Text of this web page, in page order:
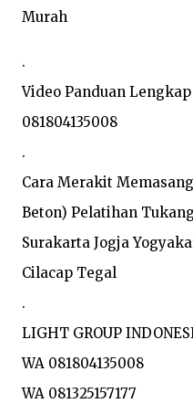
Murah
.
Video Panduan
081804135008
.
Cara Merakit
Beton) Pelatihan
Surakarta Jogja
Cilacap Tegal
.
LIGHT GROUP
WA 081804135008
WA 081325157177